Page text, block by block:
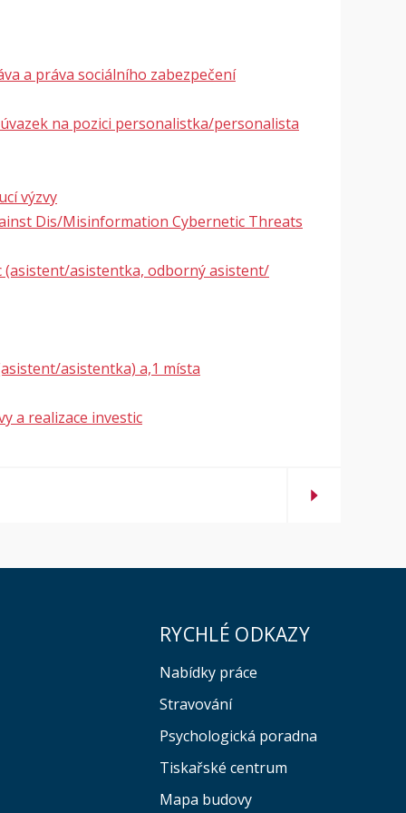
a práva sociálního zabezpečení
na pozici personalistka/personalista
výzvy
Dis/Misinformation Cybernetic Threats
(asistent/asistentka, odborný asistent/
asistentka) a,1 místa
a realizace investic
RYCHLÉ ODKAZY
Nabídky práce
Stravování
Psychologická poradna
Tiskařské centrum
Mapa budovy